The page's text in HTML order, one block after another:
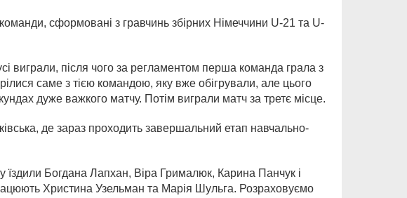
сформовані з гравчинь збірних Німеччини U-21 та U-
виграли, після чого за регламентом перша команда грала з
саме з тією командою, яку вже обігрували, але цього
дуже важкого матчу. Потім виграли матч за третє місце.
де зараз проходить завершальний етап навчально-
їздили Богдана Лапхан, Віра Грималюк, Карина Панчук і
Христина Узельман та Марія Шульга. Розраховуємо